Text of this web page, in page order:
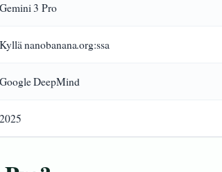
Gemini 3 Pro
Kyllä nanobanana.org:ssa
Google DeepMind
2025